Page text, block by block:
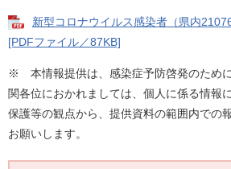
新型コロナウイルス感染者（県内
[PDFファイル／87KB]
※ 本情報提供は、感染症予防啓発のため
関各位におかれましては、個人に係る情報
保護等の観点から、提供資料の範囲内での
お願いします。